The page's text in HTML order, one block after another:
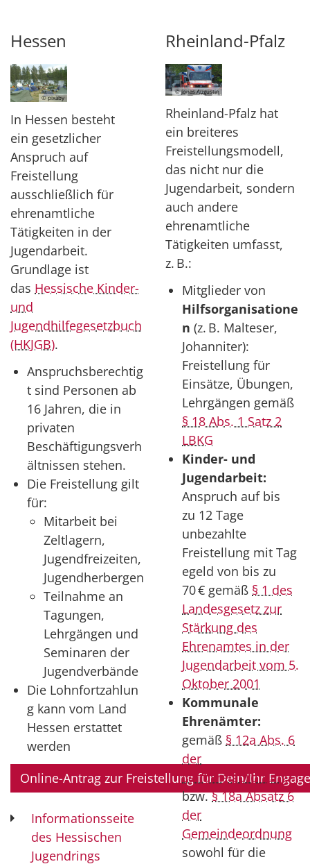
Hessen
© pixaby
In Hessen besteht
ein gesetzlicher
Anspruch auf
Freistellung
ausschließlich für
ehrenamtliche
Tätigkeiten in der
Jugendarbeit.
Grundlage ist
das Hessische Kinder-
und
Jugendhilfegesetzbuch
(HKJGB).
Anspruchsberechtig
t sind Personen ab
16 Jahren, die in
privaten
Beschäftigungsverh
ältnissen stehen.
Die Freistellung gilt
für:
Mitarbeit bei
Zeltlagern,
Jugendfreizeiten,
Jugendherbergen
Teilnahme an
Tagungen,
Lehrgängen und
Seminaren der
Jugendverbände
Die Lohnfortzahlun
g kann vom Land
Hessen erstattet
werden
Online-Antrag zur Freistellung für Dein/Ihr
Informationsseite
des Hessischen
Jugendrings
Rheinland-Pfalz
© Jonas Augustin
Rheinland-Pfalz hat
ein breiteres
Freistellungsmodell,
das nicht nur die
Jugendarbeit, sondern
auch andere
ehrenamtliche
Tätigkeiten umfasst,
z. B.:
Mitglieder von
Hilfsorganisatione
n (z. B. Malteser,
Johanniter):
Freistellung für
Einsätze, Übungen,
Lehrgängen gemäß
§ 18 Abs. 1 Satz 2
LBKG
Kinder- und
Jugendarbeit:
Anspruch auf bis
zu 12 Tage
unbezahlte
Freistellung mit Tag
egeld von bis zu
70 € gemäß § 1 des
Landesgesetz zur
Stärkung des
Ehrenamtes in der
Jugendarbeit vom 5.
Oktober 2001
Kommunale
Ehrenämter:
gemäß § 12a Abs. 6
der
Landkreisordnung
bzw.§ 18a Absatz 6
der
Gemeindeordnung
sowohl für die